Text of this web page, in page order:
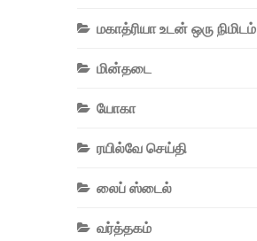
மகாத்ரியா உடன் ஒரு நிமிடம்
மின்தடை
யோகா
ரயில்வே செய்தி
லைப் ஸ்டைல்
வர்த்தகம்